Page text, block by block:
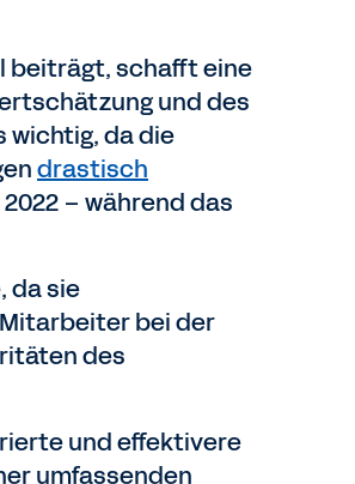
beiträgt, schafft eine
und des
wichtig, da die
drastisch
– während das
da sie
bei der
des
und effektivere
umfassenden